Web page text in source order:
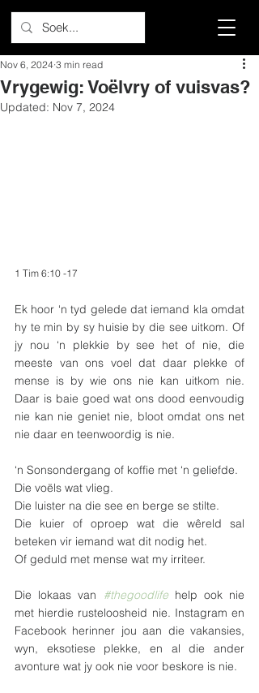
Vrygewig: Voëlvry of vuisvas?
Nov 6, 2024 3 min read
Updated: Nov 7, 2024
1 Tim 6:10 -17
Ek hoor ‘n tyd gelede dat iemand kla omdat
hy te min by sy huisie by die see uitkom. Of
jy nou ‘n plekkie by see het of nie, die
meeste van ons voel dat daar plekke of
mense is by wie ons nie kan uitkom nie.
Daar is baie goed wat ons dood eenvoudig
nie kan nie geniet nie, bloot omdat ons net
nie daar en teenwoordig is nie.
‘n Sonsondergang of koffie met ‘n geliefde.
Die voëls wat vlieg.
Die luister na die see en berge se stilte.
Die kuier of oproep wat die wêreld sal
beteken vir iemand wat dit nodig het.
Of geduld met mense wat my irriteer.
Die lokaas van #thegoodlife help ook nie
met hierdie rusteloosheid nie. Instagram en
Facebook herinner jou aan die vakansies,
wyn, eksotiese plekke, en al die ander
avonture wat jy ook nie voor beskore is nie.